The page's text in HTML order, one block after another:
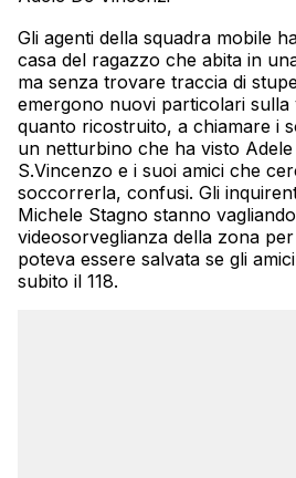
Gli agenti della squadra mobile
casa del ragazzo che abita in
ma senza trovare traccia di
emergono nuovi particolari sulla
quanto ricostruito, a chiamare i
un netturbino che ha visto
S.Vincenzo e i suoi amici che
soccorrerla, confusi. Gli
Michele Stagno stanno
videosorveglianza della zona
poteva essere salvata se gli
subito il 118.